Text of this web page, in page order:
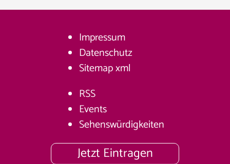
Impressum
Datenschutz
Sitemapxml
RSS
Events
Sehenswürdigkeiten
Jetzt Eintragen